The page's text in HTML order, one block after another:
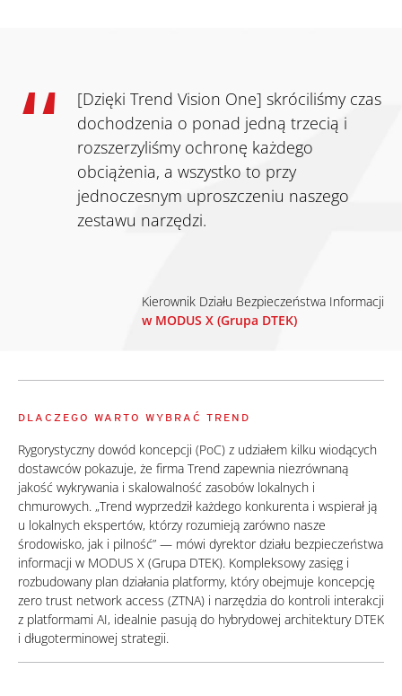
[Dzięki Trend Vision One] skróciliśmy czas
dochodzenia o ponad jedną trzecią i
rozszerzyliśmy ochronę każdego
obciążenia, a wszystko to przy
jednoczesnym uproszczeniu naszego
zestawu narzędzi.
Kierownik Działu Bezpieczeństwa Informacji
w MODUS X (Grupa DTEK)
DLACZEGO WARTO WYBRAĆ TREND
Rygorystyczny dowód koncepcji (PoC) z udziałem kilku wiodących
dostawców pokazuje, że firma Trend zapewnia niezrównaną
jakość wykrywania i skalowalność zasobów lokalnych i
chmurowych. „Trend wyprzedził każdego konkurenta i wspierał ją
u lokalnych ekspertów, którzy rozumieją zarówno nasze
środowisko, jak i pilność” — mówi dyrektor działu bezpieczeństwa
informacji w MODUS X (Grupa DTEK). Kompleksowy zasięg i
rozbudowany plan działania platformy, który obejmuje koncepcję
zero trust network access (ZTNA) i narzędzia do kontroli interakcji
z platformami AI, idealnie pasują do hybrydowej architektury DTEK
i długoterminowej strategii.